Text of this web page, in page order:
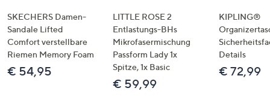
links
bzw.
rechts,
um
diese
SKECHERS Damen-
Sandale Lifted
Comfort verstellbare
Riemen Memory Foam
€ 54,95
LITTLE ROSE 2
Entlastungs-BHs
Mikrofasermischung
Passform Lady 1x
Spitze, 1x Basic
€ 59,99
KIPLING®
Details
€ 72,99